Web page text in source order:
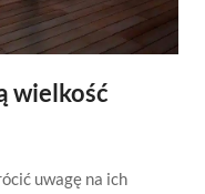
wielkość
uwagę na ich